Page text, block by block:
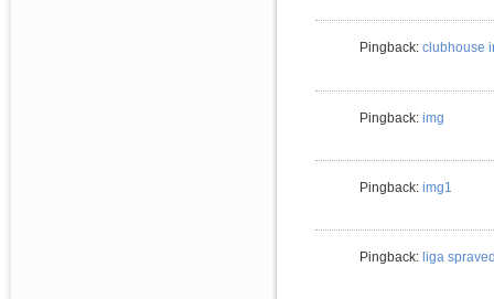
Pingback: clubhouse
Pingback: img
Pingback: img1
Pingback: liga